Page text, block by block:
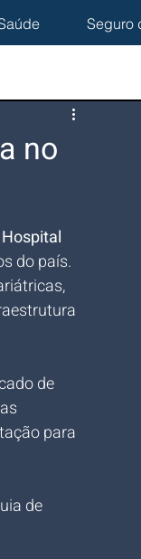
Seguro
no
Hospital
do país.
de
para
de